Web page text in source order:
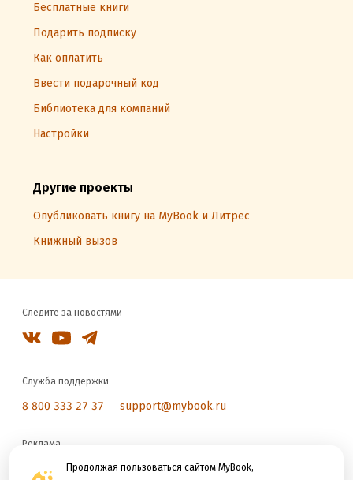
Продолжая пользоваться сайтом MyBook,
Бесплатные книги
Подарить подписку
Как оплатить
Ввести подарочный код
Библиотека для компаний
Настройки
Другие проекты
Опубликовать книгу на MyBook и Литрес
Книжный вызов
Следите за новостями
Служба поддержки
8 800 333 27 37 support@mybook.ru
Реклама
reklama@litres.ru